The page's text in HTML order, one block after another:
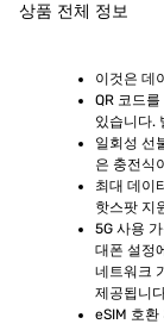
상품 전체 정보
이것은 데
QR 코드
있습니다.
일회성 선
은 충전식
최대 데이
핫스팟 지
5G 사용
대폰 설정
네트워크
제공됩니
eSIM 호환